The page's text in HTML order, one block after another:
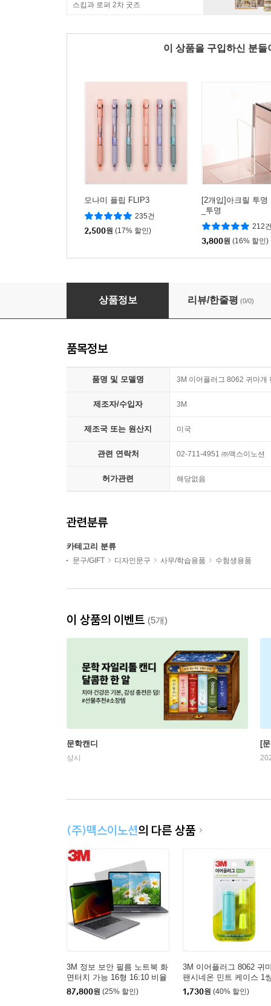
스킵과 로퍼 2차 굿즈
이 상품을 구입하신 분
모나미 플립 FLIP3
235건
2,500원 (17% 할인)
[2개입]아크릴 투명
_투명
212
3,800원 (16% 할인)
3M 이어플러그 8062 귀마개 팬시네온 민트 케
상품정보 리뷰/한줄평 (0/0)
품목정보
품명 및 모델명 3M 이어플러그 8062 귀마개
제조자/수입자 3M
제조국 또는 원산지 미국
관련 연락처 02-711-4951 ㈜맥스이노션
허가관련 해당없음
관련분류
카테고리 분류
문구/GIFT 디자인문구 사무/학습용품 수험생용품
이 상품의 이벤트 (5개)
문학캔디
상시
[
(주)맥스이노션의 다른 상품
3M 정보 보안 필름 노트북 화
면터치 가능 16형 16:10 비율
BP160W1B
87,800원 (25% 할인)
3M 이어플러그 8062 귀
팬시네온 민트 케이스 1
1,730원 (40% 할인)